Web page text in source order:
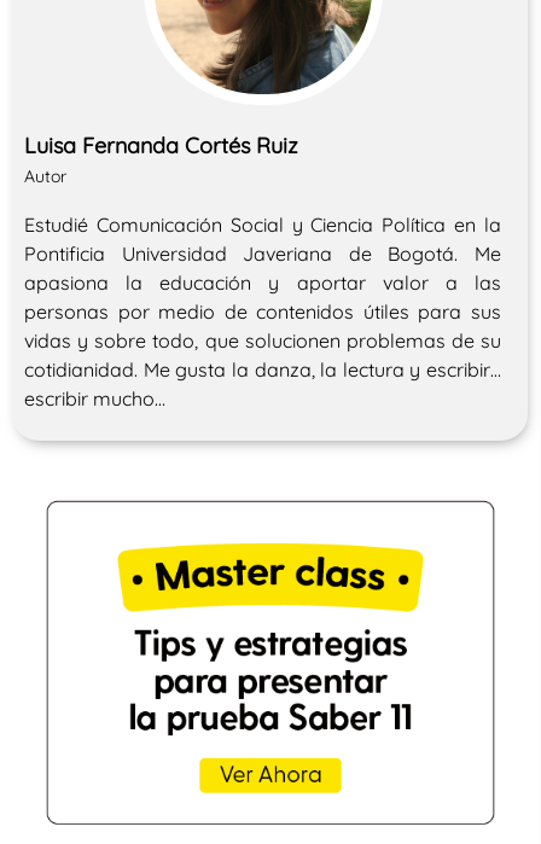
Luisa Fernanda Cortés Ruiz
Autor
Estudié Comunicación Social y Ciencia Política en la
Pontificia Universidad Javeriana de Bogotá. Me
apasiona la educación y aportar valor a las
personas por medio de contenidos útiles para sus
vidas y sobre todo, que solucionen problemas de su
cotidianidad. Me gusta la danza, la lectura y escribir…
escribir mucho…